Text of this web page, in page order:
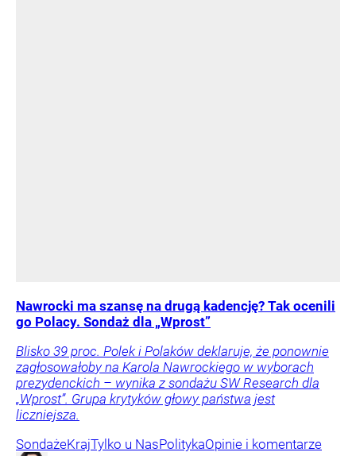
Nawrocki ma szansę na drugą kadencję? Tak ocenili
go Polacy. Sondaż dla „Wprost”
Blisko 39 proc. Polek i Polaków deklaruje, że ponownie
zagłosowałoby na Karola Nawrockiego w wyborach
prezydenckich – wynika z sondażu SW Research dla
„Wprost”. Grupa krytyków głowy państwa jest
liczniejsza.
SondażeKrajTylko u NasPolitykaOpinie i komentarze